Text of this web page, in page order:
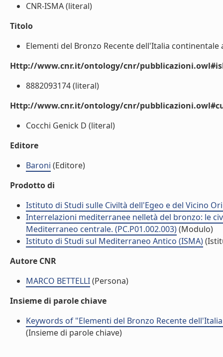
CNR-ISMA (literal)
Titolo
Elementi del Bronzo Recente dell'Italia
Http://www.cnr.it/ontology/cnr/
8882093174 (literal)
Http://www.cnr.it/ontology/cnr/
Cocchi Genick D (literal)
Editore
Baroni (Editore)
Prodotto di
Istituto di Studi sulle Civiltà dell'Egeo e del Vicino
Interrelazioni mediterranee nelletà del bronzo: le
Mediterraneo centrale. (PC.P01.002.003)(Modulo)
Istituto di Studi sul Mediterraneo Antico (ISMA)
Autore CNR
MARCO BETTELLI(Persona)
Insieme di parole chiave
Keywords of "Elementi del Bronzo Recente
(Insieme di parole chiave)